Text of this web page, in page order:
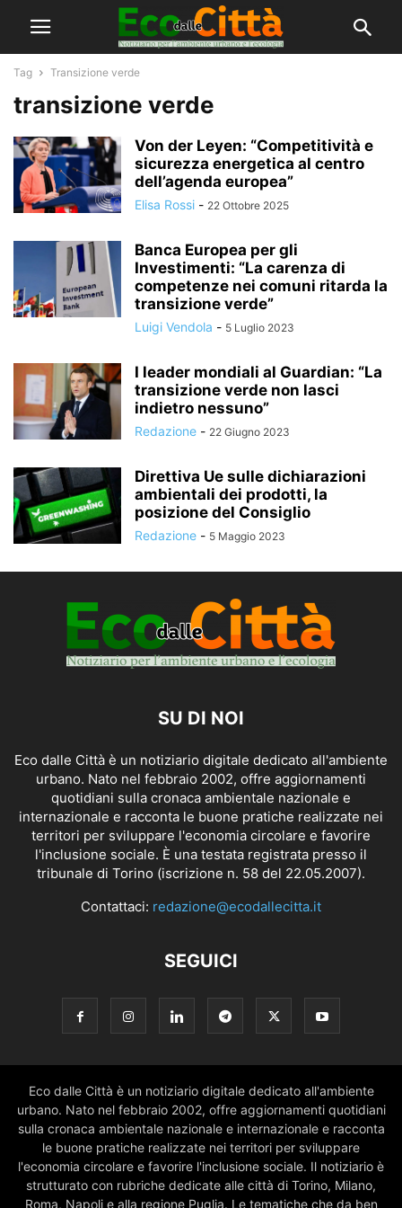
Tag Transizione verde
transizione verde
Von der Leyen: “Competitività e
sicurezza energetica al centro
dell’agenda europea”
Elisa Rossi - 22 Ottobre 2025
Banca Europea per gli
Investimenti: “La carenza di
competenze nei comuni ritarda la
transizione verde”
Luigi Vendola - 5 Luglio 2023
I leader mondiali al Guardian: “La
transizione verde non lasci
indietro nessuno”
Redazione - 22 Giugno 2023
Direttiva Ue sulle dichiarazioni
ambientali dei prodotti, la
posizione del Consiglio
Redazione - 5 Maggio 2023
SU DI NOI
Eco dalle Città è un notiziario digitale dedicato all'ambiente
urbano. Nato nel febbraio 2002, offre aggiornamenti
quotidiani sulla cronaca ambientale nazionale e
internazionale e racconta le buone pratiche realizzate nei
territori per sviluppare l'economia circolare e favorire
l'inclusione sociale. È una testata registrata presso il
tribunale di Torino (iscrizione n. 58 del 22.05.2007).
Contattaci: redazione@ecodallecitta.it
SEGUICI
Eco dalle Città è un notiziario digitale dedicato all'ambiente
urbano. Nato nel febbraio 2002, offre aggiornamenti quotidiani
sulla cronaca ambientale nazionale e internazionale e racconta
le buone pratiche realizzate nei territori per sviluppare
l'economia circolare e favorire l'inclusione sociale. Il notiziario è
strutturato con rubriche dedicate alle città di Torino, Milano,
Roma, Napoli e alla regione Puglia. Le tematiche che da ben